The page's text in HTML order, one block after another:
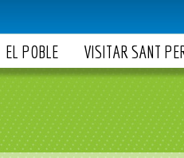
EL POBLE VISITAR SANT